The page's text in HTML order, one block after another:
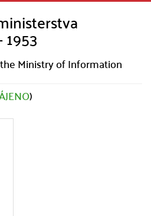
Ministry of Information
)